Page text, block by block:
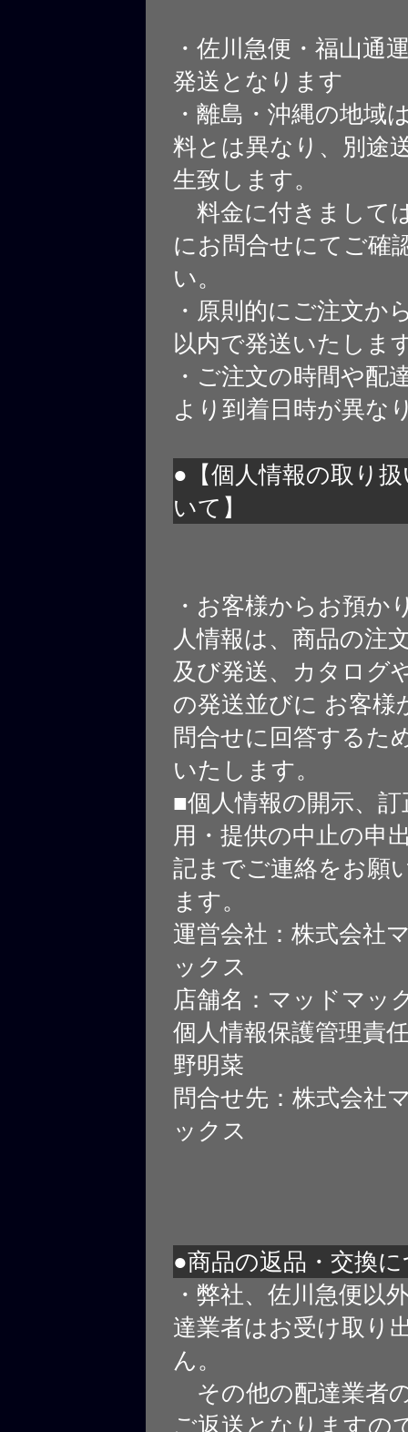
・佐川急便・福山通
発送となります
・離島・沖縄の地域
料とは異なり、別途
生致します。
料金に付きまして
にお問合せにてご確
い。
・原則的にご注文か
以内で発送いたしま
・ご注文の時間や配
より到着日時が異な
●【個人情報の取り
いて】
・お客様からお預か
人情報は、商品の注
及び発送、カタログ
の発送並びに お客様
問合せに回答するた
いたします。
■個人情報の開示、
用・提供の中止の申
記までご連絡をお願
ます。
運営会社：株式会社
ックス
店舗名：マッドマッ
個人情報保護管理責
野明菜
問合せ先：株式会社
ックス
●商品の返品・交換
・弊社、佐川急便以
達業者はお受け取り
ん。
その他の配達業者
ご返送となりますの